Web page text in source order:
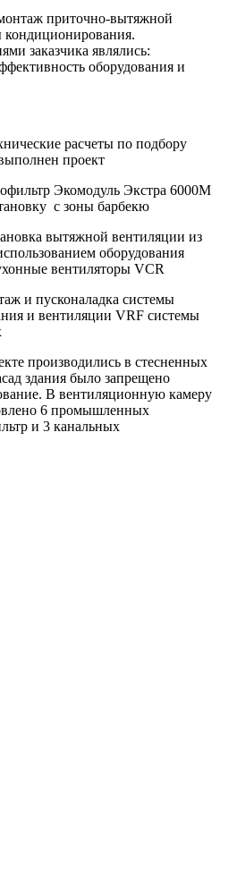
приточно-вытяжной
заказчика являлись:
оборудования и
расчеты по подбору
проект
Экомодуль Экстра 6000М
с зоны барбекю
вытяжной вентиляции из
оборудования
вентиляторы VCR
и пусконаладка системы
и вентиляции VRF системы
производились в стесненных
здания было запрещено
В вентиляционную камеру
6 промышленных
и 3 канальных